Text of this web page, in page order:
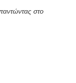
στο